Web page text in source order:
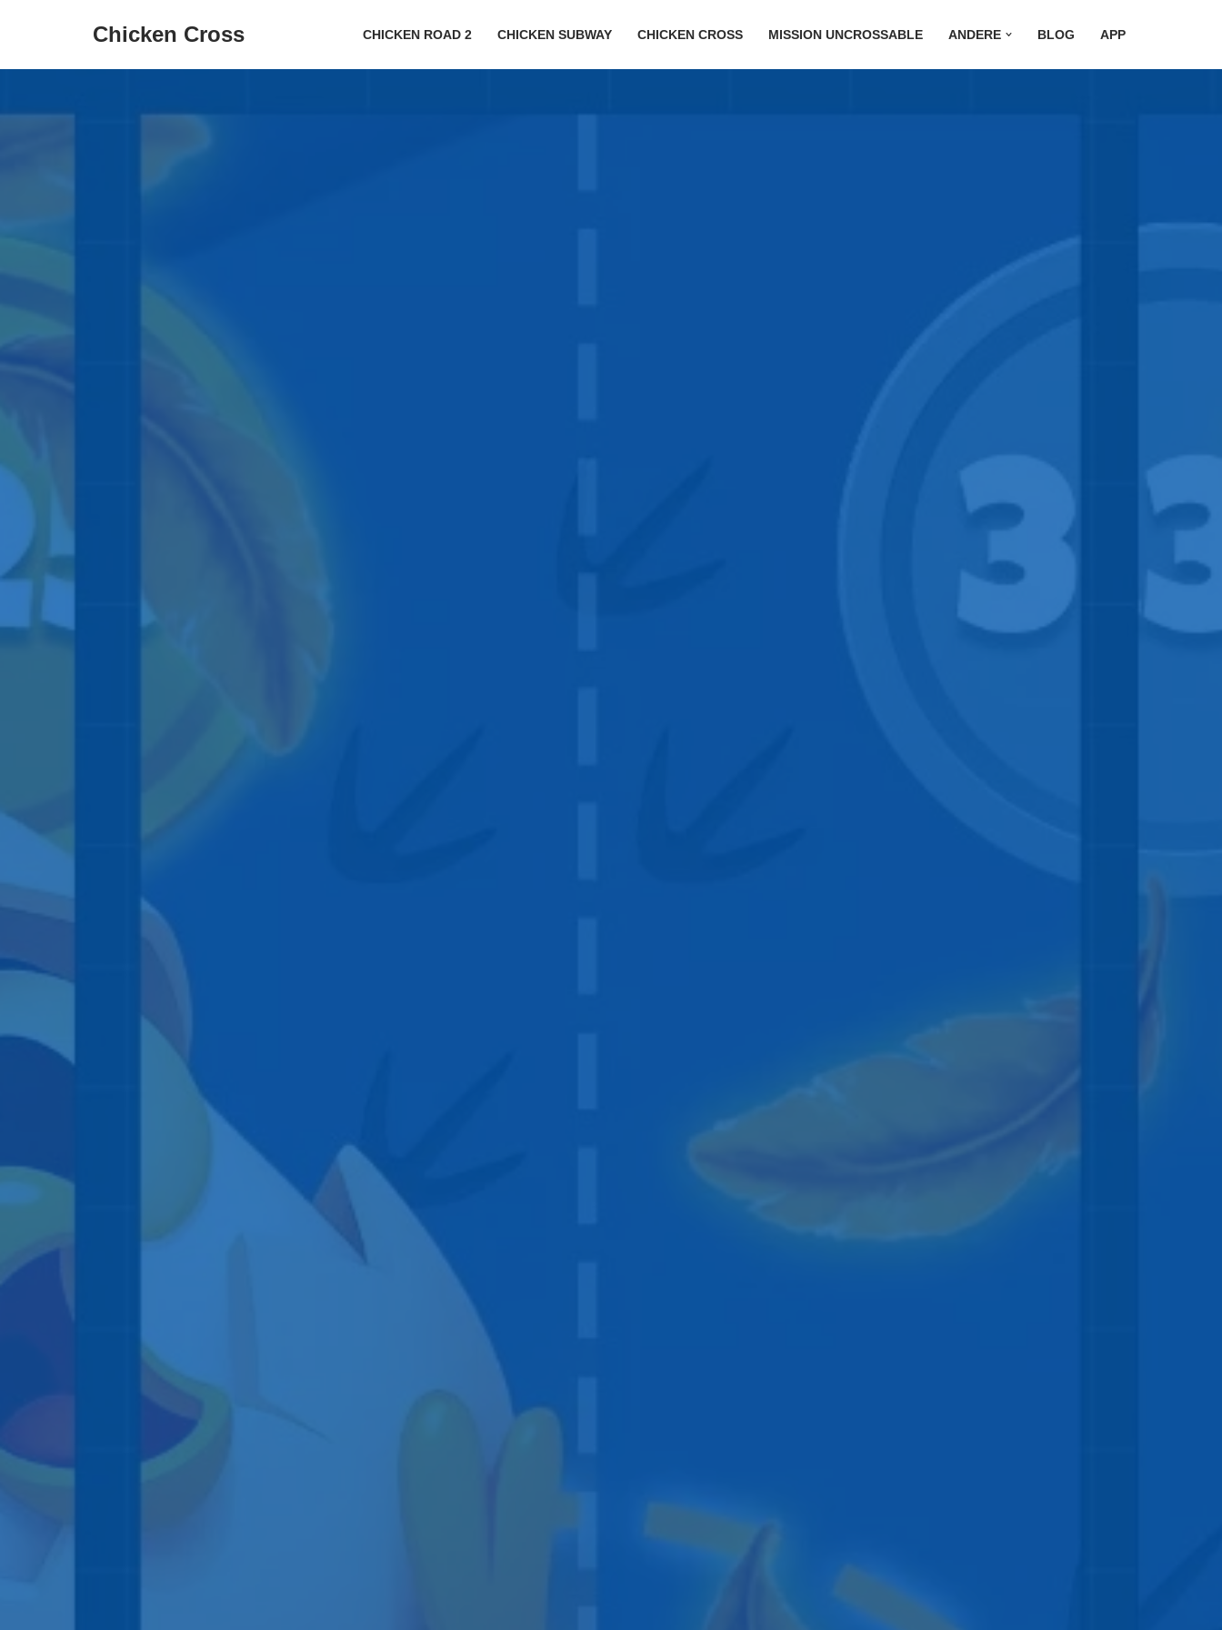
Chicken Cross CHICKEN ROAD 2 CHICKEN SUBWAY CHICKEN CROSS MISSION UNCROSSABLE ANDERE BLOG APP